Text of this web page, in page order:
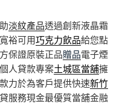
淡紋產品透過創新液晶霜
裕可用巧克力飲品給您點
保證原裝正品贈品電子煙
人貸款專案土城區當舖擁
力於為客戶提供快速新竹
服務現金最優質當舖金融